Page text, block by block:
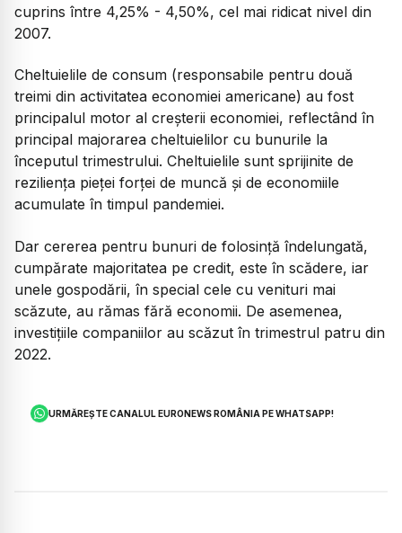
cuprins între 4,25% - 4,50%, cel mai ridicat nivel din
2007.
Cheltuielile de consum (responsabile pentru două
treimi din activitatea economiei americane) au fost
principalul motor al creşterii economiei, reflectând în
principal majorarea cheltuielilor cu bunurile la
începutul trimestrului. Cheltuielile sunt sprijinite de
rezilienţa pieţei forţei de muncă şi de economiile
acumulate în timpul pandemiei.
Dar cererea pentru bunuri de folosinţă îndelungată,
cumpărate majoritatea pe credit, este în scădere, iar
unele gospodării, în special cele cu venituri mai
scăzute, au rămas fără economii. De asemenea,
investiţiile companiilor au scăzut în trimestrul patru din
2022.
URMĂREȘTE CANALUL EURONEWS ROMÂNIA PE WHATSAPP!